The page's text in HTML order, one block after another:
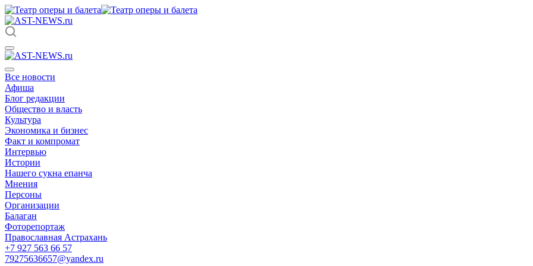
Все новости
Афиша
Блог редакции
Общество и власть
Культура
Экономика и бизнес
Факт и компромат
Интервью
Истории
Нашего сукна епанча
Мнения
Персоны
Организации
Балаган
Фоторепортаж
Православная Астрахань
+7 927 563 66 57
79275636657@yandex.ru